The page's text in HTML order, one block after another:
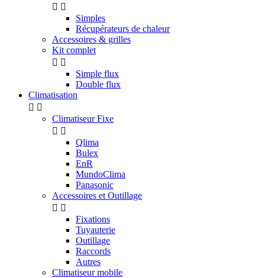
 
Simples
Récupérateurs de chaleur
Accessoires & grilles
Kit complet
 
Simple flux
Double flux
Climatisation
 
Climatiseur Fixe
 
Qlima
Bulex
EnR
MundoClima
Panasonic
Accessoires et Outillage
 
Fixations
Tuyauterie
Outillage
Raccords
Autres
Climatiseur mobile